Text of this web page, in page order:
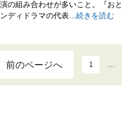
の組み合わせが多いこと。『お
ディドラマの代表...続きを読む
前のページへ 1 …